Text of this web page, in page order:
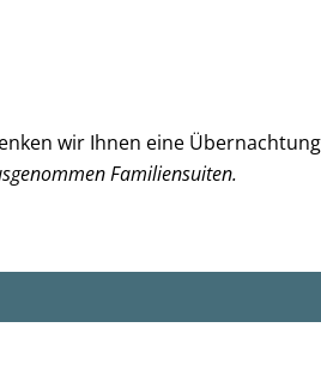
wir Ihnen eine
Familiensuiten.